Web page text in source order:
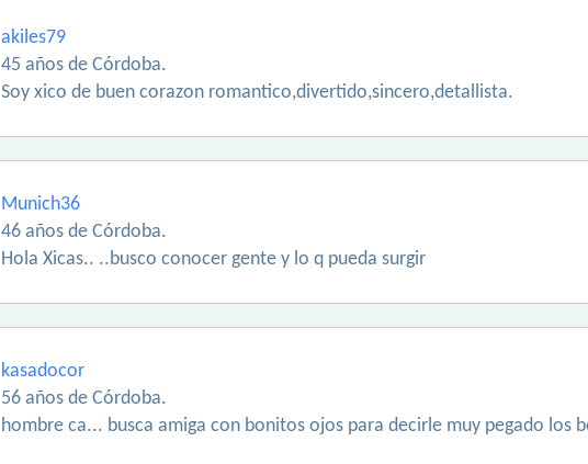
akiles79
45 años de Córdoba.
Soy xico de buen corazon romantico,divertido,sincero,detallista.
Munich36
46 años de Córdoba.
Hola Xicas.. ..busco conocer gente y lo q pueda surgir
kasadocor
56 años de Córdoba.
hombre ca... busca amiga con bonitos ojos para decirle muy pegado los